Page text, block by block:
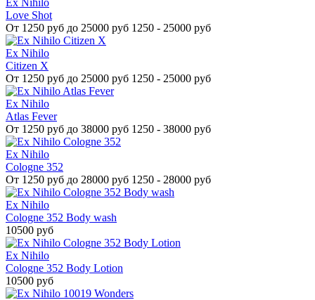
Ex Nihilo
Love Shot
От 1250 руб до 25000 руб 1250 - 25000 руб
Ex Nihilo
Citizen X
От 1250 руб до 25000 руб 1250 - 25000 руб
Ex Nihilo
Atlas Fever
От 1250 руб до 38000 руб 1250 - 38000 руб
Ex Nihilo
Cologne 352
От 1250 руб до 28000 руб 1250 - 28000 руб
Ex Nihilo
Cologne 352 Body wash
10500 руб
Ex Nihilo
Cologne 352 Body Lotion
10500 руб